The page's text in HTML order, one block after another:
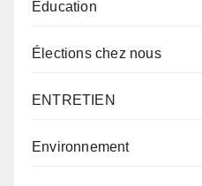
Éducation
Élections chez nous
ENTRETIEN
Environnement